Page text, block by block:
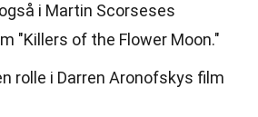
i Martin Scorseses
"Killers of the Flower Moon."
rolle i Darren Aronofskys film